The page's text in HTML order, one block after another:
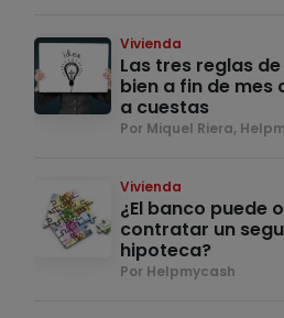
Vivienda
Las tres reglas
bien a fin de mes
a cuestas
Por Miquel Riera,
Vivienda
¿El banco puede
contratar un
hipoteca?
Por Helpmycash